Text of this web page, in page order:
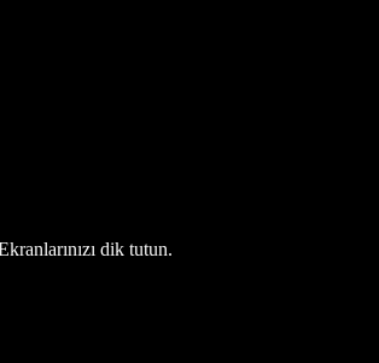
dik tutun.